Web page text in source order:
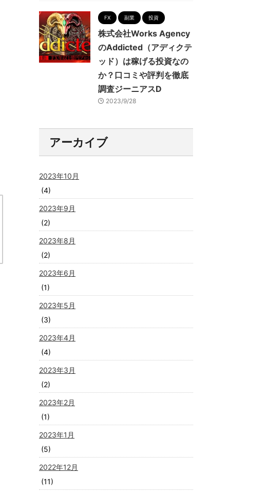
FX 副業 投資
株式会社Works Agency
のAddicted（アディクテ
ッド）は稼げる投資なの
か？口コミや評判を徹底
調査ジーニアスD
2023/9/28
アーカイブ
2023年10月
(4)
2023年9月
(2)
2023年8月
(2)
2023年6月
(1)
2023年5月
(3)
2023年4月
(4)
2023年3月
(2)
2023年2月
(1)
2023年1月
(5)
2022年12月
(11)